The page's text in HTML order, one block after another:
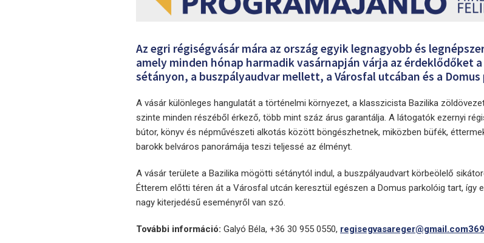
Az egri régiségvásár mára az ország egyik legnagyobb és
amely minden hónap harmadik vasárnapján várja az érdeklődőket
sétányon, a buszpályaudvar mellett, a Városfal utcában és a
A vásár különleges hangulatát a történelmi környezet, a klasszicista Bazilika
szinte minden részéből érkező, több mint száz árus garantálja. A látogatók ezernyi
bútor, könyv és népművészeti alkotás között böngészhetnek, miközben büfék,
barokk belváros panorámája teszi teljessé az élményt.
A vásár területe a Bazilika mögötti sétánytól indul, a buszpályaudvart körbeölelő
Étterem előtti téren át a Városfal utcán keresztül egészen a Domus parkolóig tart, így
nagy kiterjedésű eseményről van szó.
További információ: Galyó Béla, +36 30 955 0550, regisegvasareger@gmail.com369